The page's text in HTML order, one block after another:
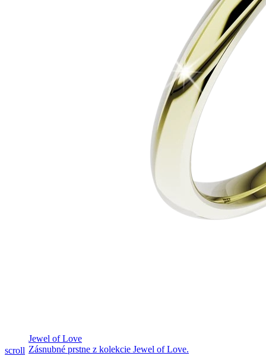
Jewel of Love
Zásnubné prstne z kolekcie Jewel of Love.
scroll